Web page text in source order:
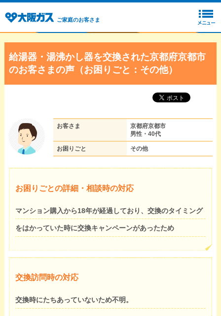
ご家庭のお客さま
給湯器・湯沸かし器を交換された京都府京都市
のお客さまの声（お困りごと：その他）
お客さま
京都府京都市
男性・40代
お困りごと その他
お困りごとの詳細・相談時の対応
マンション購入から18年が経過しており、交換のタイミング
をはかっていた時に交換キャンペーンがあったため
交換訪問時の対応
交換時にたちあっていないため不明。